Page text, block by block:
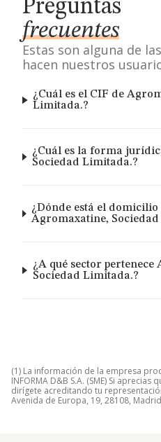
Preguntas
frecuentes
Estas son alguna de
hacen nuestros
¿Cuál es el CIF de
Limitada.?
¿Cuál es la forma
Sociedad Limitada.?
¿Dónde está el domicilio
Agromaxatine,
¿A qué sector pertenece
Sociedad Limitada.?
(1) La información de la empresa
INFORMA D&B S.A. (SME) Si
dirígete acreditando tu
Avenida de Europa, 19, 28108,